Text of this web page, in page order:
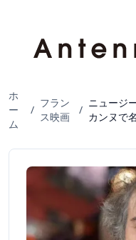
ホ
ー
ム
/
フラン
ス映画
/
ニュージ
カンヌで